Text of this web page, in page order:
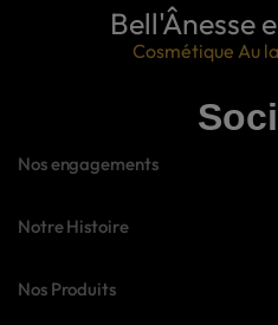
Bell'Ânesse
Cosmétique Au
Nos engagements
Notre Histoire
Nos Produits